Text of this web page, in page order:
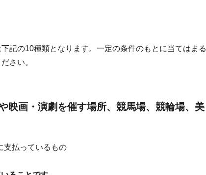
記の10種類となります。一定の条件のもとに当てはまる
さい。
映画・演劇を催す場所、競馬場、競輪場、美
支払っているもの